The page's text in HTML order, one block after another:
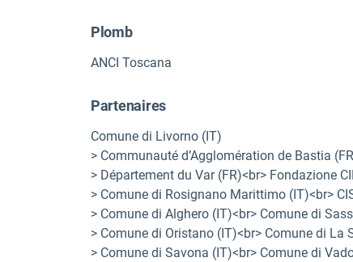
Plomb
ANCI Toscana
Partenaires
Comune di Livorno (IT)
> Communauté d’Agglomération de Bastia
> Département du Var (FR)<br> Fondazione
> Comune di Rosignano Marittimo (IT)<br>
> Comune di Alghero (IT)<br> Comune di
> Comune di Oristano (IT)<br> Comune di La
> Comune di Savona (IT)<br> Comune di